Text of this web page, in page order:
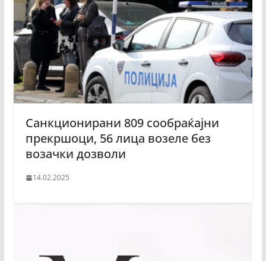
Санкционирани 809 сообраќајни
прекршоци, 56 лица возеле без
возачки дозволи
14.02.2025